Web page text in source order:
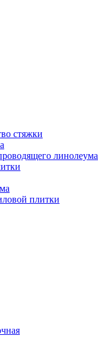
стяжки
линолеума
плитки